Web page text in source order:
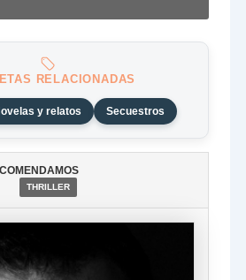
RELACIONADAS
y relatos Secuestros
THRILLER